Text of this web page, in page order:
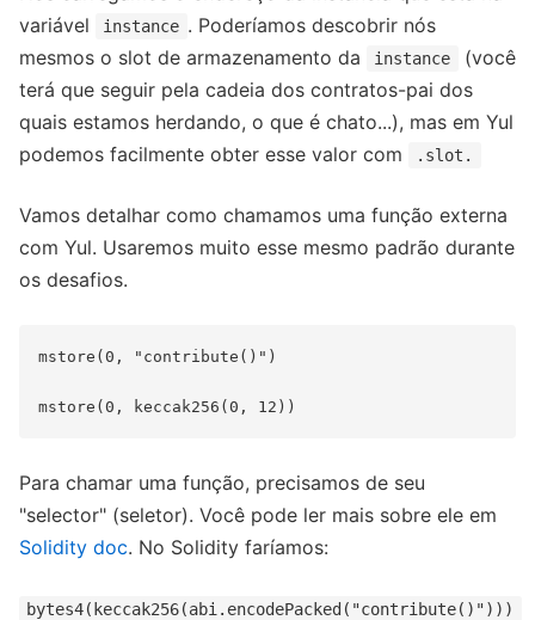
variável
instance . Poderíamos descobrir nós
mesmos o slot de armazenamento da
instance
(você
terá que seguir pela cadeia dos contratos-pai dos
quais estamos herdando, o que é chato...), mas em Yul
podemos facilmente obter esse valor com
.slot.
Vamos detalhar como chamamos uma função externa
com Yul. Usaremos muito esse mesmo padrão durante
os desafios.
mstore(0, "contribute()")
Para chamar uma função, precisamos de seu
"selector" (seletor). Você pode ler mais sobre ele em
Solidity doc. No Solidity faríamos:
bytes4(keccak256(abi.encodePacked("contribute()")))